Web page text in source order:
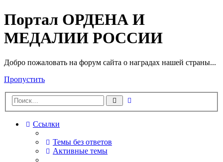
Портал ОРДЕНА И
МЕДАЛИИ РОССИИ
Добро пожаловать на форум сайта о наградах нашей страны...
Пропустить
Поиск
Ссылки
Темы без ответов
Активные темы